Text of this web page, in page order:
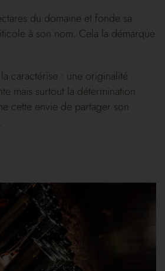
du domaine et fonde sa
à son nom. Cela la démarque
caractérise : une originalité
mais surtout la détermination
cette envie de partager son